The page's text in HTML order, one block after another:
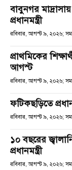
বাবুনগর
প্রধানমন্ত্রী
রবিবার, আগস্ট ৯, ২০২৬;
প্রাথমিকের
আগস্ট
রবিবার, আগস্ট ৯, ২০২৬;
ফটিকছড়িতে
রবিবার, আগস্ট ৯, ২০২৬;
১০ বছরের
প্রধানমন্ত্রী
রবিবার, আগস্ট ৯, ২০২৬;